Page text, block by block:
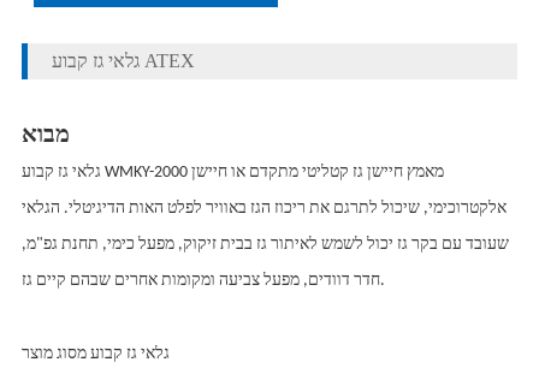
גלאי גז קבוע ATEX
מבוא
גלאי גז קבוע WMKY-2000 מאמץ חיישן גז קטליטי מתקדם או חיישן
אלקטרוכימי, שיכול לתרגם את ריכוז הגז באוויר לפלט האות הדיגיטלי. הגלאי
שעובד עם בקר גז יכול לשמש לאיתור גז בבית זיקוק, מפעל כימי, תחנת גפ"מ,
חדר דוודים, מפעל צביעה ומקומות אחרים שבהם קיים גז.
גלאי גז קבוע מסוג מוצר